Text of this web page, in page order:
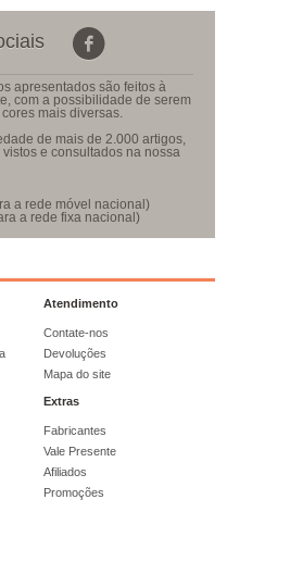
apresentados são feitos à
com a possibilidade de serem
mais diversas.
de mais de 2.000 artigos,
e consultados na nossa
a rede móvel nacional)
a rede fixa nacional)
Atendimento
Contate-nos
Devoluções
Mapa do site
Extras
Fabricantes
Vale Presente
Afiliados
Promoções